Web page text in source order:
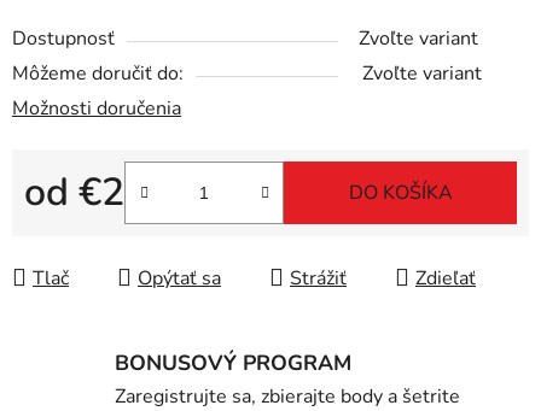
Dostupnosť
Zvoľte variant
Môžeme doručiť do:
Zvoľte variant
Možnosti doručenia
od €2
Jednotková cena:
DO KOŠÍKA
Tlač Opýtať sa Strážiť Zdieľať
BONUSOVÝ PROGRAM
Zaregistrujte sa, zbierajte body a šetrite